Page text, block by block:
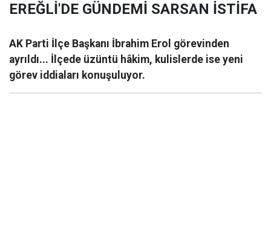
EREĞLİ'DE GÜNDEMİ SARSAN İSTİFA
AK Parti İlçe Başkanı İbrahim Erol görevinden
ayrıldı... İlçede üzüntü hâkim, kulislerde ise yeni
görev iddiaları konuşuluyor.